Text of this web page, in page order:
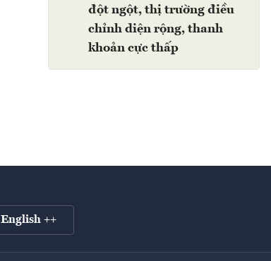
đột ngột, thị trường điều
chỉnh diện rộng, thanh
khoản cực thấp
English ++